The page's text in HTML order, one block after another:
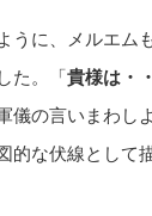
うに、メルエム
た。「貴様は・
儀の言いまわし
的な伏線として